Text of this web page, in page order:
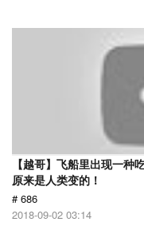
【越哥】飞船里出现一
原来是人类变的！
# 686
2018-09-02 03:14